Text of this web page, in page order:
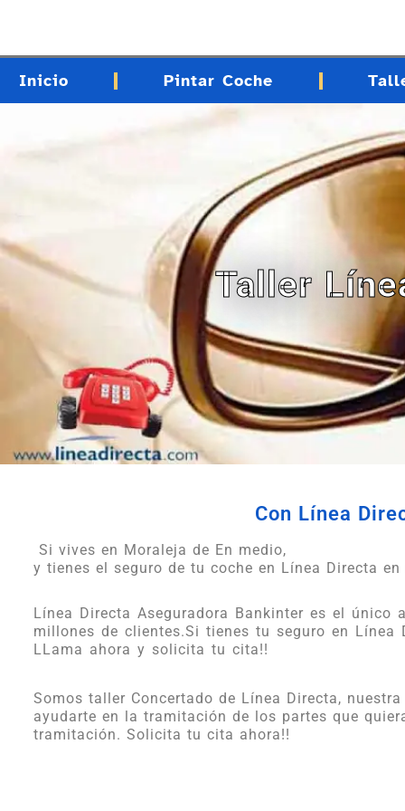
Inicio Pintar Coche
Taller
Con Línea
Si vives en Moraleja de En medio,
y tienes el seguro de tu coche en Línea Directa
Línea Directa Aseguradora Bankinter es el
millones de clientes.Si tienes tu seguro en
LLama ahora y solicita tu cita!!
Somos taller Concertado de Línea Directa,
ayudarte en la tramitación de los partes que
tramitación. Solicita tu cita ahora!!